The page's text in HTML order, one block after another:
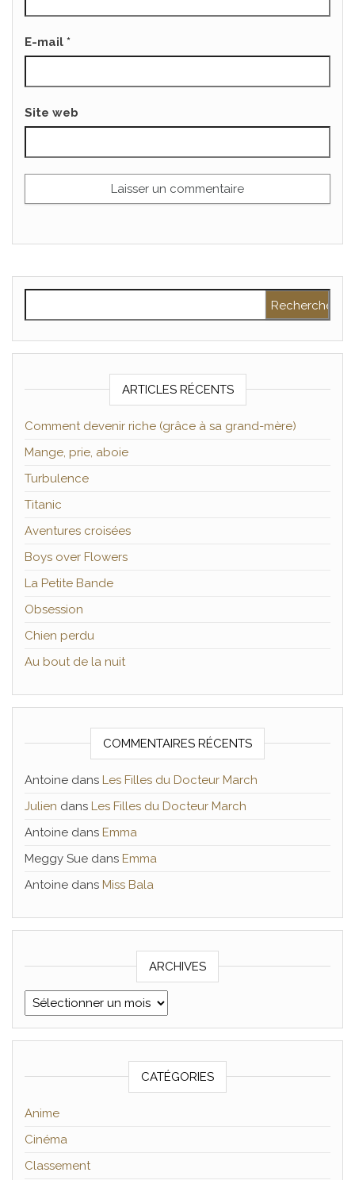
E-mail *
Site web
ARTICLES RÉCENTS
Comment devenir riche (grâce à sa grand-mère)
Mange, prie, aboie
Turbulence
Titanic
Aventures croisées
Boys over Flowers
La Petite Bande
Obsession
Chien perdu
Au bout de la nuit
COMMENTAIRES RÉCENTS
Antoine dans Les Filles du Docteur March
Julien dans Les Filles du Docteur March
Antoine dans Emma
Meggy Sue dans Emma
Antoine dans Miss Bala
ARCHIVES
Archives
CATÉGORIES
Anime
Cinéma
Classement